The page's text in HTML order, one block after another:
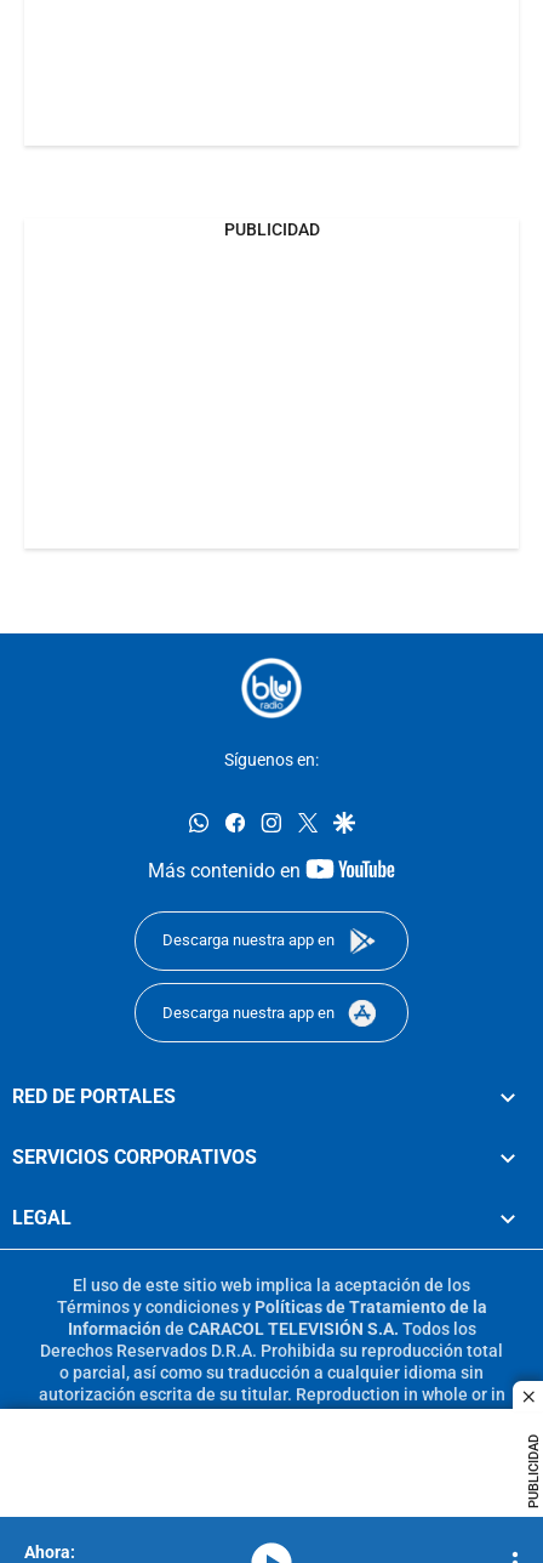
PUBLICIDAD
PUBLICIDAD
Síguenos en:
whatsappfacebookinstagram
twittergoogle
Más contenido en
youtube-
Descarga nuestra app en
Descarga nuestra app en
RED DE PORTALES
SERVICIOS CORPORATIVOS
LEGAL
El uso de este sitio web implica la aceptación de los
Términos y condicionesy Políticas de Tratamiento de la
Información de CARACOL TELEVISIÓN S.A. Todos los
Derechos Reservados D.R.A. Prohibida su reproducción total
o parcial, así como su traducción a cualquier idioma sin
autorización escrita de su titular. Reproduction in whole or in